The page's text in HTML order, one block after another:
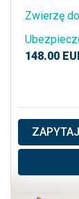
Zwierzę
148.00